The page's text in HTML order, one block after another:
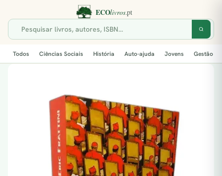
Todos Ciências Sociais História Auto-ajuda Jovens Gestão